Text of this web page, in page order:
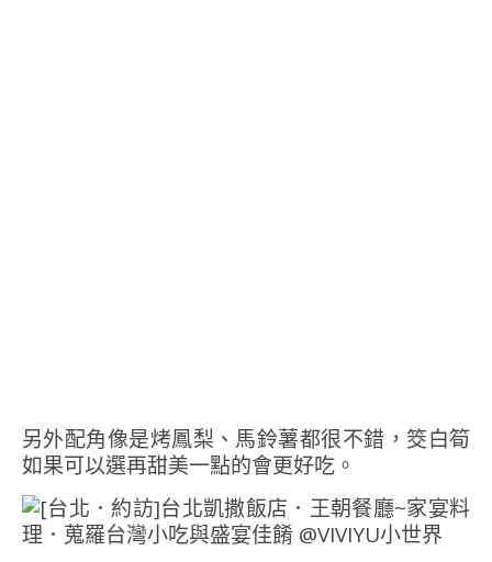
另外配角像是烤鳳梨、馬鈴薯都很不錯，筊白筍
如果可以選再甜美一點的會更好吃。